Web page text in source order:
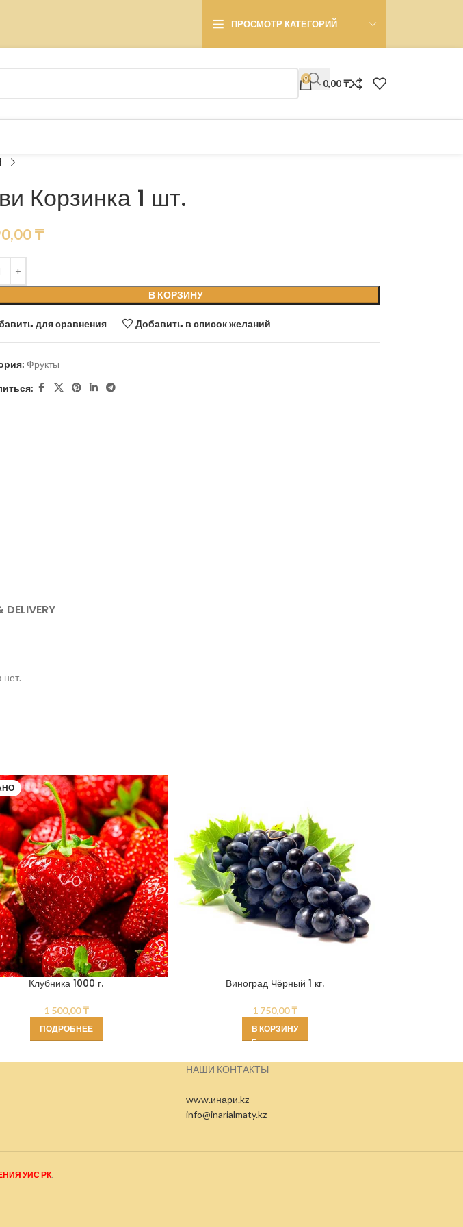
ПРОСМОТР КАТЕГОРИЙ
0 0,00₸
Корзинка 1 шт.
₸
В КОРЗИНУ
для сравнения Добавить в список желаний
Фрукты
DELIVERY
нет.
Клубника 1000 г.
1 500,00₸
ПОДРОБНЕЕ
Виноград Чёрный 1 кг.
1 750,00₸
В КОРЗИНУ
НАШИ КОНТАКТЫ
www.инари.kz
info@inarialmaty.kz
УИС РК